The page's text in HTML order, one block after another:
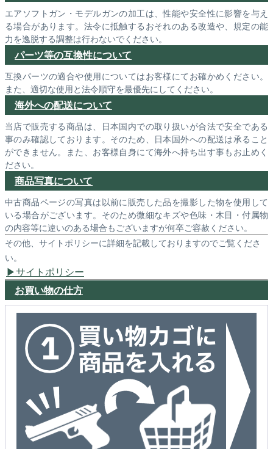
エアソフトガン・モデルガンの加工は、性能や安全性に影響を与え
る場合があります。法令に抵触するおそれのある改造や、規定の能
力を逸脱する調整は行わないでください。
パーツ等の互換性について
互換パーツの適合や使用についてはお客様にてお確かめください。
また、適切な使用と法令順守を最優先にしてください。
海外への配送について
当店で販売する商品は、日本国内での取り扱いが合法で安全である
事のみ確認しております。そのため、日本国外への配送は承ること
ができません。また、お客様自身にて海外へ持ち出す事もお止めく
ださい。
商品写真について
中古商品ページの写真は以前に販売した品を撮影した物を使用して
いる場合がございます。そのため微細なキズや色味・木目・付属物
の内容等に違いのある場合もございますが何卒ご容赦ください。
その他、サイトポリシーに詳細を記載しておりますのでご覧くださ
い。
サイトポリシー
お買い物の仕方